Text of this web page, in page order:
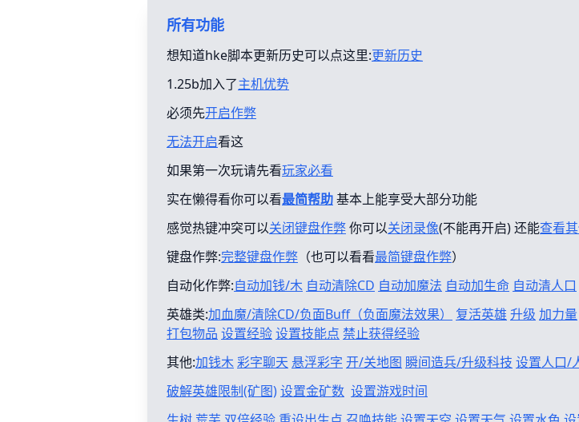
所有功能
想知道hke脚本更新历史可以点这里:更新历史
1.25b加入了主机优势
必须先开启作弊
无法开启看这
如果第一次玩请先看玩家必看
实在懒得看你可以看最简帮助基本上能享受大部分功能
感觉热键冲突可以关闭键盘作弊你可以关闭录像(不能再开启) 还能查看
键盘作弊:完整键盘作弊 （也可以看看最简键盘作弊）
自动化作弊:自动加钱/木 自动清除CD 自动加魔法 自动加生命 自动清人口
英雄类:加血魔/清除CD/负面Buff（负面魔法效果） 复活英雄 升级 加力量
打包物品 设置经验设置技能点 禁止获得经验
其他:加钱木彩字聊天 悬浮彩字 开/关地图 瞬间造兵/升级科技 设置人口/
破解英雄限制(矿图)设置金矿数 设置游戏时间